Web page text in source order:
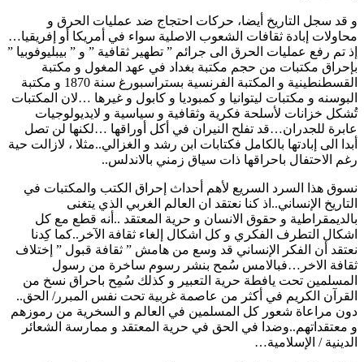
و قد سجل التاريخ أيضا، حركات احتجاج ضد عمليات الحرق و
محاولات إبادة ثقافات الشعوب الاصلية سواء في أمريكا أو إفريقيا…
إذ تم رفع عمليات الحرق الى جرائم ” تطهير ثقافية ” و ” بيبليوفوبيا ”
بإحراق مكتبات من حجم مكتبة بغداد في عهد المغول و مكتبة
القسطنطينية و المكتبة الفرنسية بستراسبورغ سنة 1870 و مكتبة
البوسنه و مكتبات ليتوانيا و كمبوديا و كابول و غيرها …لان المكتبات
تُشكل خزانات لأسلحة فكرية وثقافية و سياسية و لايديولوجيات
عابرة للجدران…قد تفلح النيران في أكل أوراقها …لكنها لن تصل
أبدا الى إبادتها بالكامل فكتابات ابن رشد و الغزالي..مثلا ، لازالت حية
رغم الاحتفال باحراقها ذات سياق زمني بالاندلس..
نسوق هذا السرد السريع لأهم أحداث إحراق الكتب والمكتبات في
التاريخ الإنساني..اذ كنا نعتقد ان العالم الغربي الذي يتغنى
بالديمقراطية و حقوق الانسان و حرية المعتقد ..أنه قطع مع كل
اشكال التطرف الفكري و كل اشكال إلغاء ثقافة الآخر..كما كِدنا
نعتقد أن الفكر الإنساني قد وسع من هامش ” ثقافة قبول ” إختلاف
ثقافة الاخر…فبالامس سُمح بنشر رسوم ساخرة من رسول
المسلمين تحت يافطة حرية التعبير و كذلك سُمِح باحراق نسخ من
القرآن الكريم في أكثر من عاصمة غربية تحت نفس المبرر/ الحق..
دون مراعاة شعور كل المسلمين في العالم و السخرية من رموزهم
و معتقداتهم..وضدا في الحق في حرية المعتقد و ممارسة الشعائر
الدينية / الإسلامية…